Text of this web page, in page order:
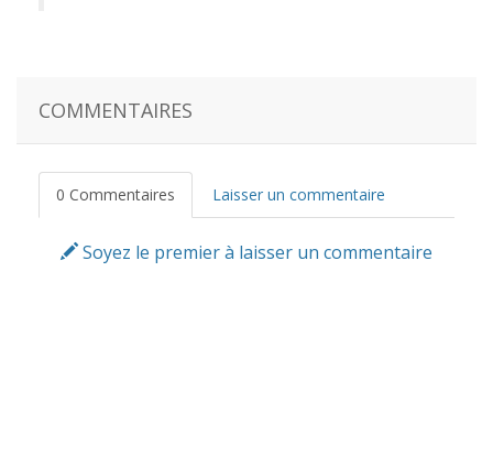
COMMENTAIRES
0 Commentaires Laisser un commentaire
Soyez le premier à laisser un commentaire